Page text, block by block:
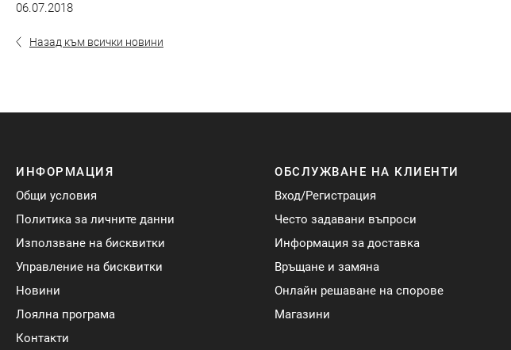
06.07.2018
Назад към всички новини
ИНФОРМАЦИЯ
Общи условия
Политика за личните данни
Използване на бисквитки
Управление на бисквитки
Новини
Лоялна програма
Контакти
ОБСЛУЖВАНЕ НА КЛИЕНТИ
Вход/Регистрация
Често задавани въпроси
Информация за доставка
Връщане и замяна
Онлайн решаване на спорове
Магазини